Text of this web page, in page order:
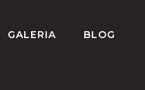
GALERIA BLOG